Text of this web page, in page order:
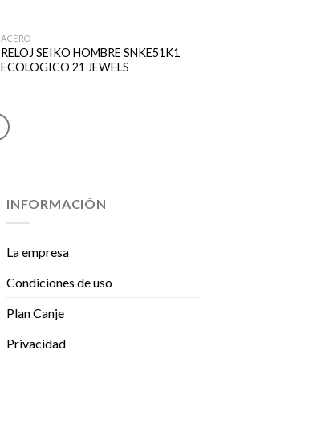
ACERO
RELOJ SEIKO HOMBRE SNKE51K1
ECOLOGICO 21 JEWELS
INFORMACIÓN
La empresa
Condiciones de uso
Plan Canje
Privacidad